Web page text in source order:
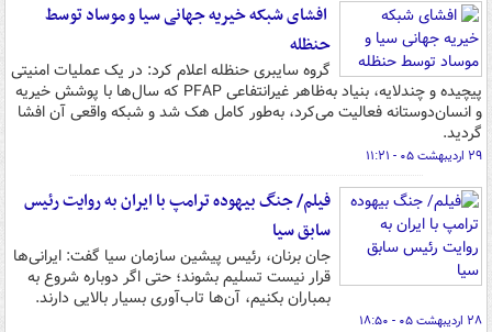
افشای شبکه‌ خیریه جهانی سیا و موساد توسط
حنظله
گروه سایبری حنظله اعلام کرد: در یک عملیات امنیتی
پیچیده و چندلایه، بنیاد به‌ظاهر غیرانتفاعی PFAP که سال‌ها با پوشش خیریه
و انسان‌دوستانه فعالیت می‌کرد، به‌طور کامل هک شد و شبکه واقعی آن افشا
گردید.
۲۹ اردیبهشت ۰۵ - ۱۱:۲۱
فیلم/ جنگ بیهوده ترامپ با ایران به روایت رئیس
سابق سیا
جان برنان، رئیس پیشین سازمان سیا گفت: ایرانی‌ها
قرار نیست تسلیم بشوند؛ حتی اگر دوباره شروع به
بمباران بکنیم، آن‌ها تاب‌آوری بسیار بالایی دارند.
۲۸ اردیبهشت ۰۵ - ۱۸:۵۰